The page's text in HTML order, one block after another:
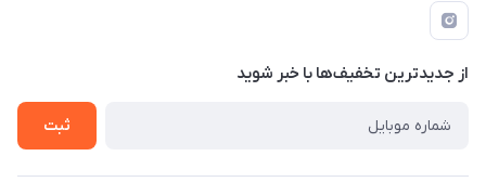
عبوری 32 فروشگاه نیرو صنعت مازند (صابریان)
لیست محصولات
درباره ما
قوانین و مقررات
حریم خصوصی
راهنما
از جدید‌ترین تخفیف‌ها با‌ خبر شوید
ثبت